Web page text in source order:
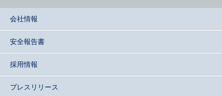
会社情報
安全報告書
採用情報
プレスリリース